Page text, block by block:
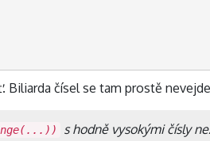
Biliarda čísel se tam prostě
s hodně vysokými čísly